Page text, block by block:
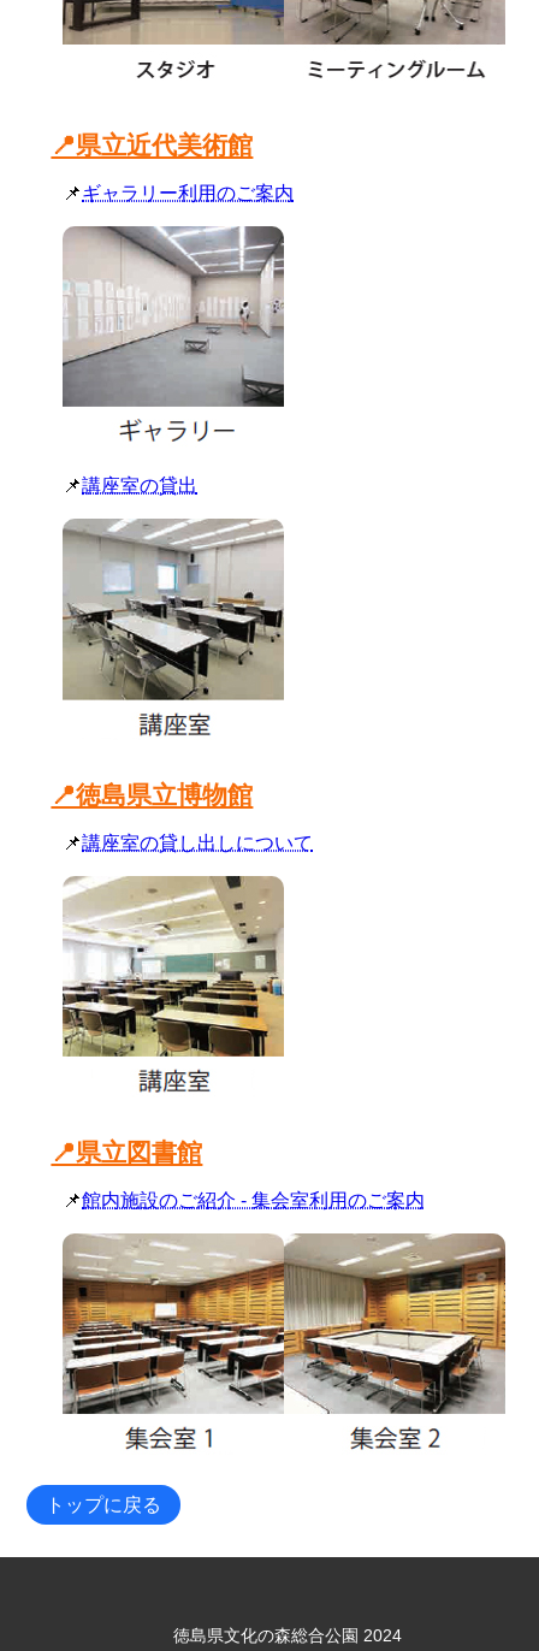
📍県立近代美術館
📌ギャラリー利用のご案内
📌講座室の貸出
📍徳島県立博物館
📌講座室の貸し出しについて
📍県立図書館
📌館内施設のご紹介 - 集会室利用のご案内
トップに戻る
徳島県文化の森総合公園 2024